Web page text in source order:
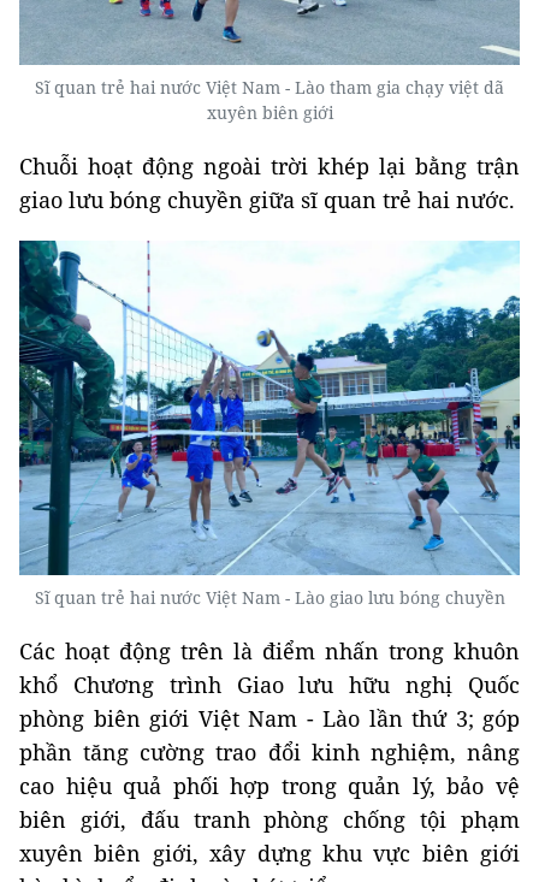
Sĩ quan trẻ hai nước Việt Nam - Lào tham gia chạy việt dã
xuyên biên giới
Chuỗi hoạt động ngoài trời khép lại bằng trận
giao lưu bóng chuyền giữa sĩ quan trẻ hai nước.
Sĩ quan trẻ hai nước Việt Nam - Lào giao lưu bóng chuyền
Các hoạt động trên là điểm nhấn trong khuôn
khổ Chương trình Giao lưu hữu nghị Quốc
phòng biên giới Việt Nam - Lào lần thứ 3; góp
phần tăng cường trao đổi kinh nghiệm, nâng
cao hiệu quả phối hợp trong quản lý, bảo vệ
biên giới, đấu tranh phòng chống tội phạm
xuyên biên giới, xây dựng khu vực biên giới